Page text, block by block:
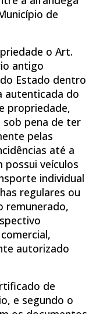
de
o Art.
antigo
Estado dentro
autenticada do
propriedade,
sob pena de ter
pelas
até a
possui veículos
individual
regulares ou
remunerado,
autorizado
de
e segundo o